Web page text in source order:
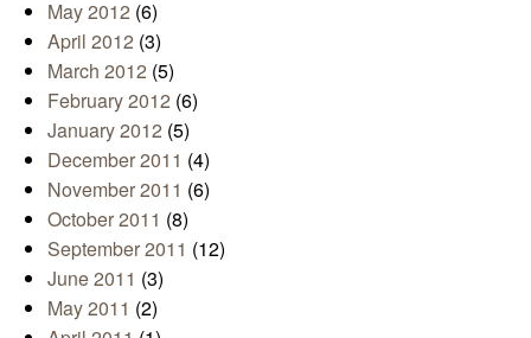
May 2012 (6)
April 2012 (3)
March 2012 (5)
February 2012 (6)
January 2012 (5)
December 2011 (4)
November 2011 (6)
October 2011 (8)
September 2011 (12)
June 2011 (3)
May 2011 (2)